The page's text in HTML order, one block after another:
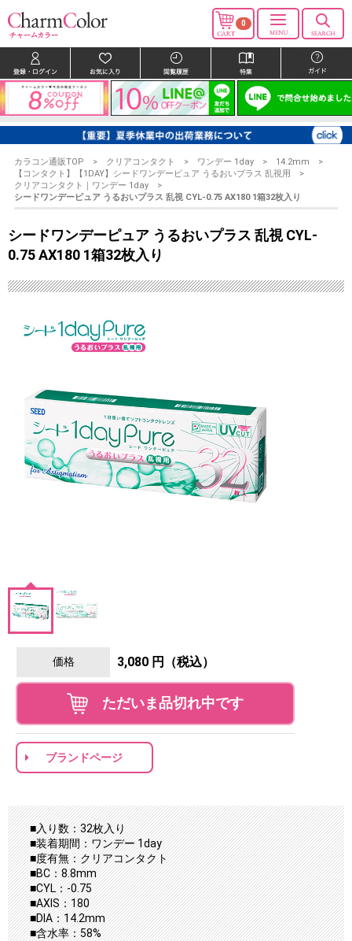
0
カラコン通販TOP クリアコンタクト ワンデー 1day
14.2mm
【コンタクト】【1DAY】シードワンデーピュア うるおいプラス 乱視用
クリアコンタクト｜ワンデー 1day
シードワンデーピュア うるおいプラス 乱視 CYL-0.75 AX180 1箱32枚入り
シードワンデーピュア うるおいプラス 乱視 CYL-
0.75 AX180 1箱32枚入り
価格 3,080 円（税込）
ただいま品切れ中です
ブランドページ
■入り数：32枚入り
■装着期間：ワンデー 1day
■度有無：クリアコンタクト
■BC：8.8mm
■CYL：-0.75
■AXIS：180
■DIA：14.2mm
■含水率：58%